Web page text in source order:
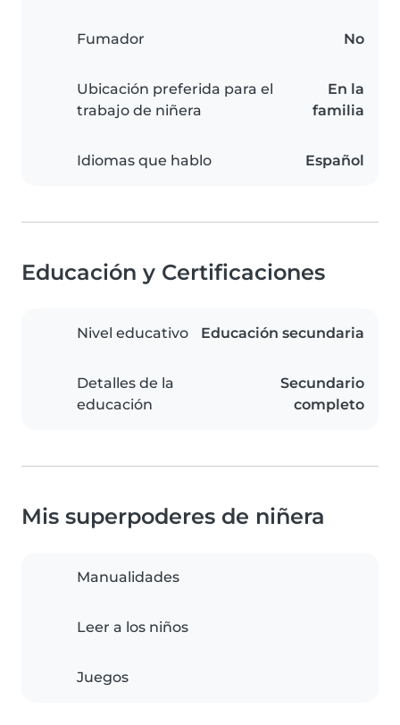
Fumador No
Ubicación preferida para el
trabajo de niñera
En la
familia
Idiomas que hablo Español
Educación y Certificaciones
Nivel educativo Educación secundaria
Detalles de la
educación
Secundario
completo
Mis superpoderes de niñera
Manualidades
Leer a los niños
Juegos